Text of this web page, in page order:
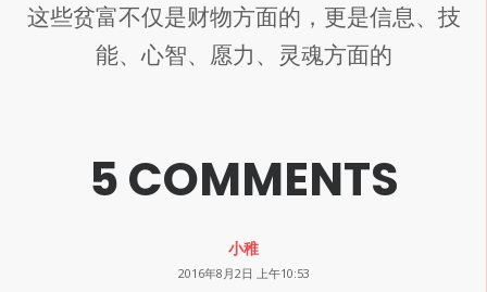
这些贫富不仅是财物方面的，更是信息、技
能、心智、愿力、灵魂方面的
5 COMMENTS
小稚
2016年8月2日 上午10:53